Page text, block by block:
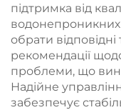
підтримка від
водонепроникних
обрати
рекомендації
проблеми, що
Надійне
забезпечує